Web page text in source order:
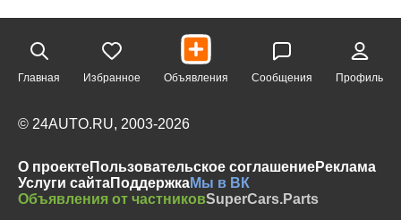
Главная Избранное Объявления Сообщения Профиль
© 24AUTO.RU, 2003-2026
О проектеПользовательское соглашениеРеклама
Услуги сайтаПоддержкаМы в ВК
Объявления от частниковSuperCars.Parts